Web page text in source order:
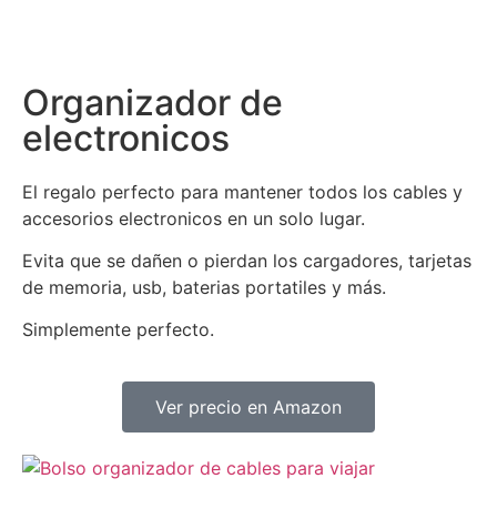
Organizador de
electronicos
El regalo perfecto para mantener todos los cables y
accesorios electronicos en un solo lugar.
Evita que se dañen o pierdan los cargadores, tarjetas
de memoria, usb, baterias portatiles y más.
Simplemente perfecto.
Ver precio en Amazon